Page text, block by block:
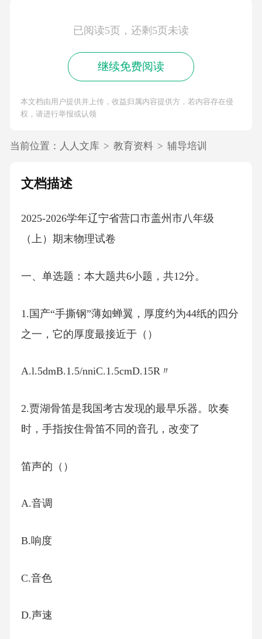
已阅读5页，还剩5页未读
继续免费阅读
本文档由用户提供并上传，收益归属内容提供方，若内容存在侵
权，请进行举报或认领
当前位置： 人人文库 > 教育资料 > 辅导培训
文档描述
2025-2026学年辽宁省营口市盖州市八年级
（上）期末物理试卷
一、单选题：本大题共6小题，共12分。
1.国产“手撕钢”薄如蝉翼，厚度约为44纸的四分
之一，它的厚度最接近于（）
A.l.5dmB.1.5/nniC.1.5cmD.15R〃
2.贾湖骨笛是我国考古发现的最早乐器。吹奏
时，手指按住骨笛不同的音孔，改变了
笛声的（）
A.音调
B.响度
C.音色
D.声速